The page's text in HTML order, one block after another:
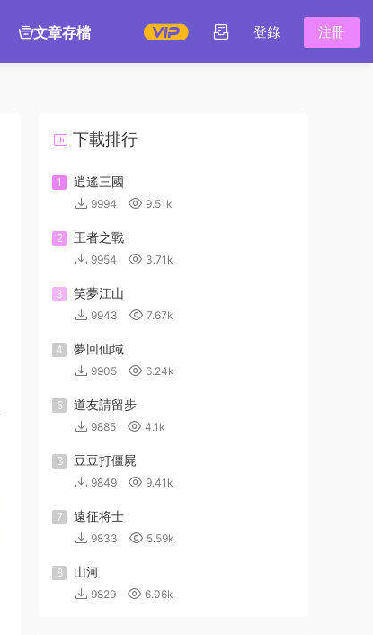
文章存檔 登錄 注冊
下載排行
1 逍遙三國
9994 9.51k
2 王者之戰
9954 3.71k
3 笑夢江山
9943 7.67k
4 夢回仙域
9905 6.24k
5 道友請留步
9885 4.1k
6 豆豆打僵屍
9849 9.41k
7 遠征将士
9833 5.59k
8 山河
9829 6.06k